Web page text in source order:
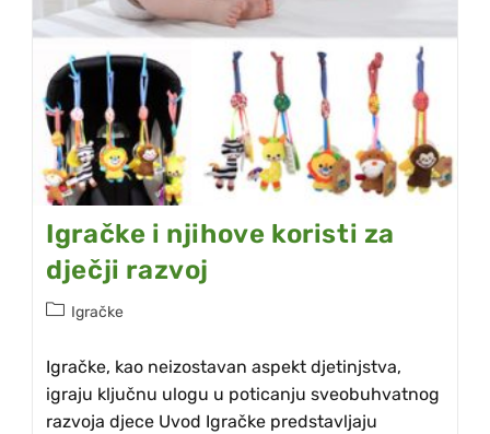
Igračke i njihove koristi za
dječji razvoj
Igračke
Igračke, kao neizostavan aspekt djetinjstva,
igraju ključnu ulogu u poticanju sveobuhvatnog
razvoja djece Uvod Igračke predstavljaju